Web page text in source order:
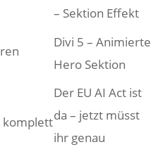
komplett
– Sektion Effekt
Divi 5 – Animierte
Hero Sektion
Der EU AI Act ist
da – jetzt müsst
ihr genau